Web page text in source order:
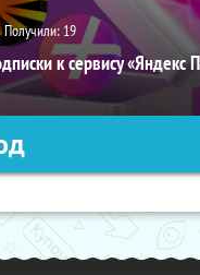
Получили: 19
к сервису «Яндекс